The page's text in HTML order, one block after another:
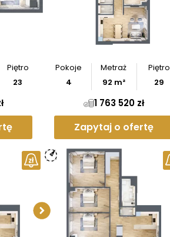
Pobierzrzut
Piętro
23
Pokoje
4
Metraż
92 m²
Piętro
29
1 763 520 zł
Zapytaj o ofertę
Sprawdź wymiary
apartamentu
Pobierz
rzut